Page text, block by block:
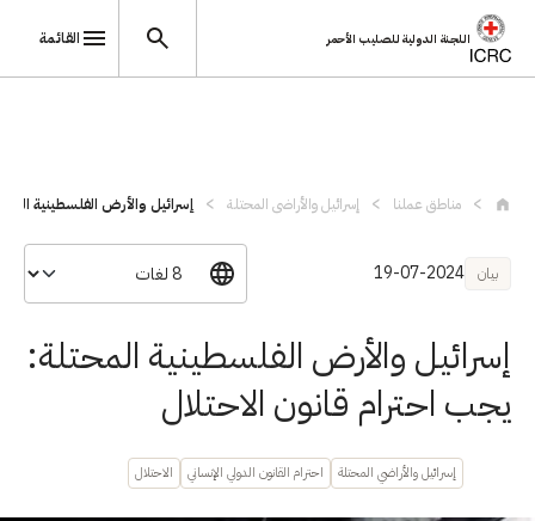
اللجنة الدولية للصليب الأحمر القائمة
مناطق عملنا إسرائيل والأراضي المحتلة إسرائيل والأرض الفلسطينية
بيان 19-07-2024
إسرائيل والأرض الفلسطينية المحتلة:
يجب احترام قانون الاحتلال
إسرائيل والأراضي المحتلة احترام القانون الدولي الإنساني الاحتلال